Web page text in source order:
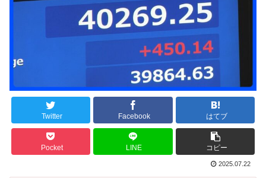
Twitter Facebook はてブ
Pocket LINE コピー
2025.07.22